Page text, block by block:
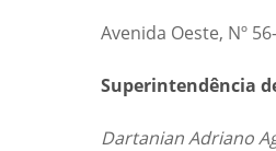
Avenida Oeste, Nº
Superintendência
Dartanian Adriano